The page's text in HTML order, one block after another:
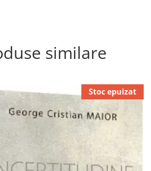
similare
Stoc epuizat